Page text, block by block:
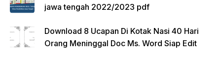
jawa tengah 2022/2023 pdf
Download 8 Ucapan Di Kotak Nasi 40 Hari
Orang Meninggal Doc Ms. Word Siap Edit